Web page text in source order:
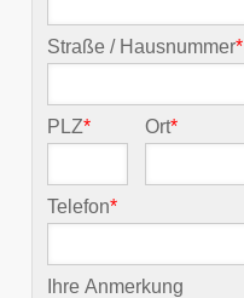
Straße / Hausnummer*
PLZ* Ort*
Telefon*
Ihre Anmerkung